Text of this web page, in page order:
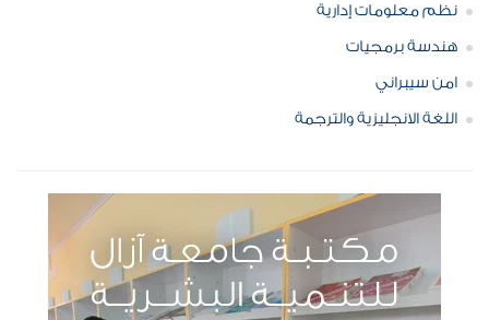
نظم معلومات إدارية
هندسة برمجيات
امن سيبراني
اللغة الانجليزية والترجمة